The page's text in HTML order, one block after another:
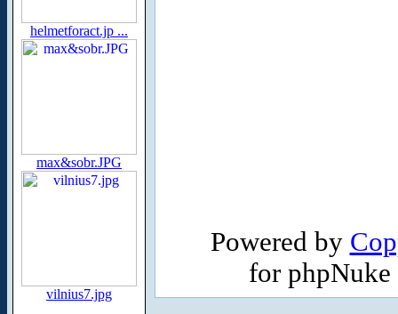
helmetforact.jp ...
max&sobr.JPG
vilnius7.jpg
Powered by
for